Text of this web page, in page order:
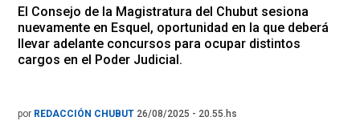
El Consejo de la Magistratura del Chubut sesiona
nuevamente en Esquel, oportunidad en la que deberá
llevar adelante concursos para ocupar distintos
cargos en el Poder Judicial.
por REDACCIÓN CHUBUT 26/08/2025 - 20.55.hs